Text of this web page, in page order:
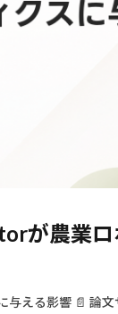
が農業ロ
える影響 📄 論文